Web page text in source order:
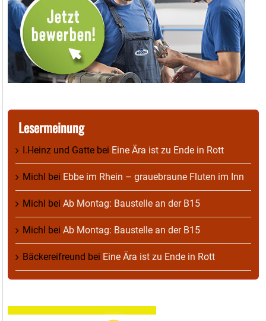
Lesermeinung
I.Heinz und Gatte bei Eine Ära ist zu Ende in Rott
Michl bei Ebbe im Rhein – grauebraune Fluten im Inn
Michl bei Ab Montag: Baustelle an der B15
Michl bei Ab Montag: Baustelle an der B15
Bäckereifreund bei Eine Ära ist zu Ende in Rott